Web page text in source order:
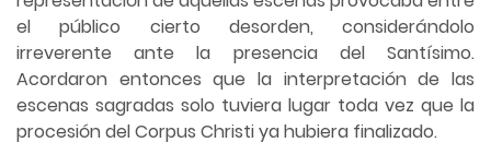
el público cierto desorden, considerándolo
irreverente ante la presencia del Santísimo.
Acordaron entonces que la interpretación de las
escenas sagradas solo tuviera lugar toda vez que la
procesión del Corpus Christi ya hubiera finalizado.